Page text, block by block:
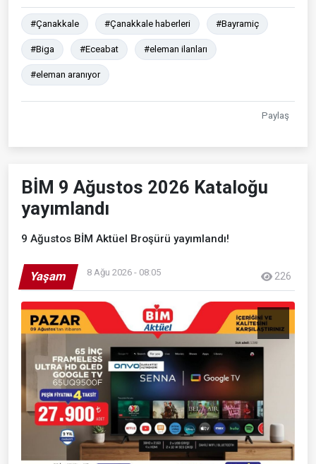
#Çanakkale #Çanakkale haberleri #Bayramiç
#Biga #Eceabat #eleman ilanları
#eleman aranıyor
Paylaş
BİM 9 Ağustos 2026 Kataloğu
yayımlandı
9 Ağustos BİM Aktüel Broşürü yayımlandı!
Yaşam 8 Ağu 2026 - 08:05 226